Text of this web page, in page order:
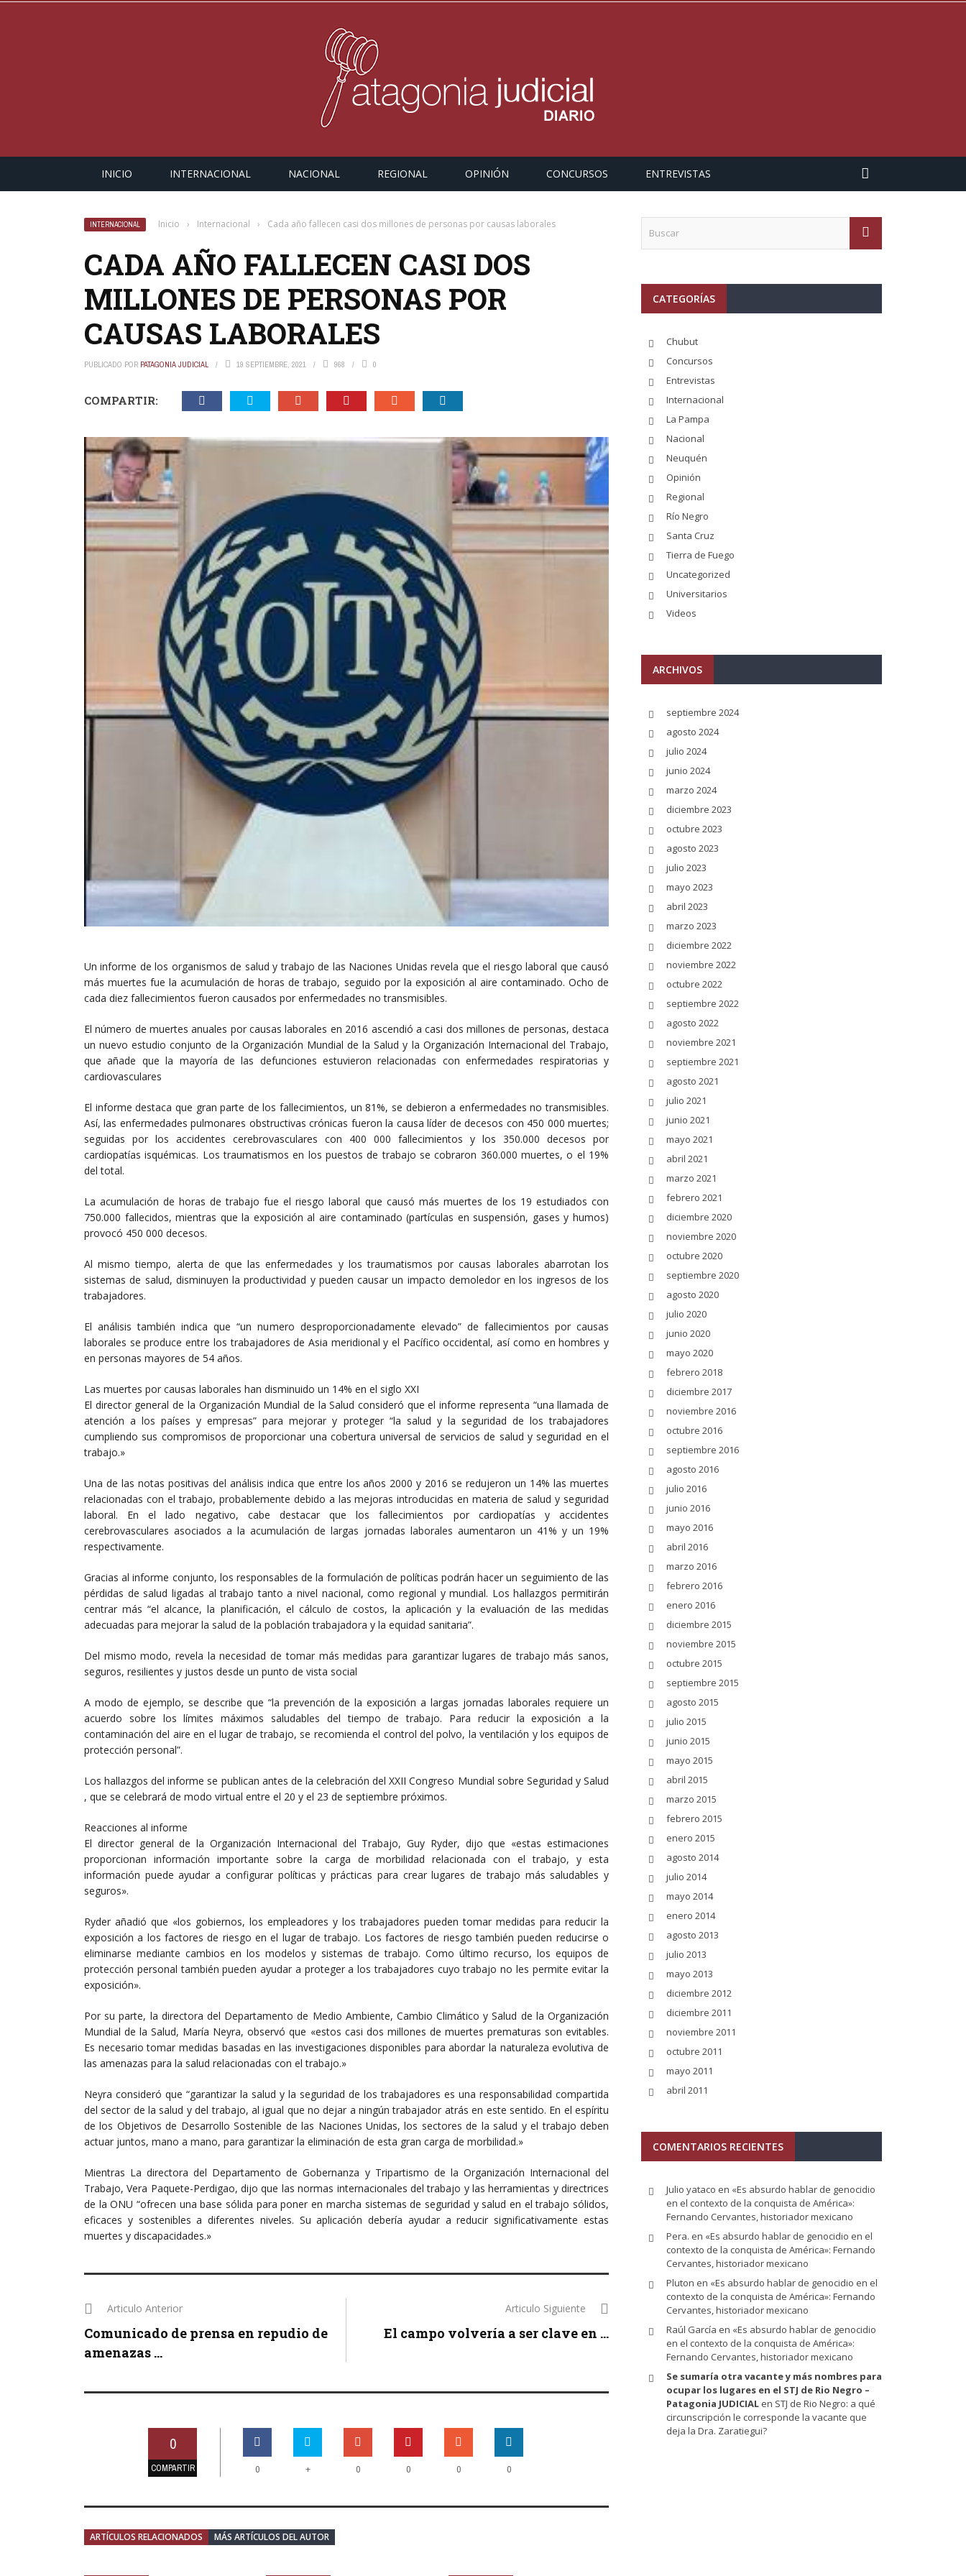
INICIO INTERNACIONAL NACIONAL REGIONAL OPINIÓN CONCURSOS ENTREVISTAS
INTERNACIONAL Inicio › Internacional › Cada año fallecen casi dos millones de personas por causas laborales
CADA AÑO FALLECEN CASI DOS
MILLONES DE PERSONAS POR
CAUSAS LABORALES
PUBLICADO POR PATAGONIA JUDICIAL 19 SEPTIEMBRE, 2021 968 0
COMPARTIR:
Un informe de los organismos de salud y trabajo de las Naciones Unidas revela que el riesgo laboral que causó
más muertes fue la acumulación de horas de trabajo, seguido por la exposición al aire contaminado. Ocho de
cada diez fallecimientos fueron causados por enfermedades no transmisibles.
El número de muertes anuales por causas laborales en 2016 ascendió a casi dos millones de personas, destaca
un nuevo estudio conjunto de la Organización Mundial de la Salud y la Organización Internacional del Trabajo,
que añade que la mayoría de las defunciones estuvieron relacionadas con enfermedades respiratorias y
cardiovasculares
El informe destaca que gran parte de los fallecimientos, un 81%, se debieron a enfermedades no transmisibles.
Así, las enfermedades pulmonares obstructivas crónicas fueron la causa líder de decesos con 450 000 muertes;
seguidas por los accidentes cerebrovasculares con 400 000 fallecimientos y los 350.000 decesos por
cardiopatías isquémicas. Los traumatismos en los puestos de trabajo se cobraron 360.000 muertes, o el 19%
del total.
La acumulación de horas de trabajo fue el riesgo laboral que causó más muertes de los 19 estudiados con
750.000 fallecidos, mientras que la exposición al aire contaminado (partículas en suspensión, gases y humos)
provocó 450 000 decesos.
Al mismo tiempo, alerta de que las enfermedades y los traumatismos por causas laborales abarrotan los
sistemas de salud, disminuyen la productividad y pueden causar un impacto demoledor en los ingresos de los
trabajadores.
El análisis también indica que “un numero desproporcionadamente elevado” de fallecimientos por causas
laborales se produce entre los trabajadores de Asia meridional y el Pacífico occidental, así como en hombres y
en personas mayores de 54 años.
Las muertes por causas laborales han disminuido un 14% en el siglo XXI
El director general de la Organización Mundial de la Salud consideró que el informe representa “una llamada de
atención a los países y empresas” para mejorar y proteger “la salud y la seguridad de los trabajadores
cumpliendo sus compromisos de proporcionar una cobertura universal de servicios de salud y seguridad en el
trabajo.»
Una de las notas positivas del análisis indica que entre los años 2000 y 2016 se redujeron un 14% las muertes
relacionadas con el trabajo, probablemente debido a las mejoras introducidas en materia de salud y seguridad
laboral. En el lado negativo, cabe destacar que los fallecimientos por cardiopatías y accidentes
cerebrovasculares asociados a la acumulación de largas jornadas laborales aumentaron un 41% y un 19%
respectivamente.
Gracias al informe conjunto, los responsables de la formulación de políticas podrán hacer un seguimiento de las
pérdidas de salud ligadas al trabajo tanto a nivel nacional, como regional y mundial. Los hallazgos permitirán
centrar más “el alcance, la planificación, el cálculo de costos, la aplicación y la evaluación de las medidas
adecuadas para mejorar la salud de la población trabajadora y la equidad sanitaria”.
Del mismo modo, revela la necesidad de tomar más medidas para garantizar lugares de trabajo más sanos,
seguros, resilientes y justos desde un punto de vista social
A modo de ejemplo, se describe que “la prevención de la exposición a largas jornadas laborales requiere un
acuerdo sobre los límites máximos saludables del tiempo de trabajo. Para reducir la exposición a la
contaminación del aire en el lugar de trabajo, se recomienda el control del polvo, la ventilación y los equipos de
protección personal”.
Los hallazgos del informe se publican antes de la celebración del XXII Congreso Mundial sobre Seguridad y Salud
, que se celebrará de modo virtual entre el 20 y el 23 de septiembre próximos.
Reacciones al informe
El director general de la Organización Internacional del Trabajo, Guy Ryder, dijo que «estas estimaciones
proporcionan información importante sobre la carga de morbilidad relacionada con el trabajo, y esta
información puede ayudar a configurar políticas y prácticas para crear lugares de trabajo más saludables y
seguros».
Ryder añadió que «los gobiernos, los empleadores y los trabajadores pueden tomar medidas para reducir la
exposición a los factores de riesgo en el lugar de trabajo. Los factores de riesgo también pueden reducirse o
eliminarse mediante cambios en los modelos y sistemas de trabajo. Como último recurso, los equipos de
protección personal también pueden ayudar a proteger a los trabajadores cuyo trabajo no les permite evitar la
exposición».
Por su parte, la directora del Departamento de Medio Ambiente, Cambio Climático y Salud de la Organización
Mundial de la Salud, María Neyra, observó que «estos casi dos millones de muertes prematuras son evitables.
Es necesario tomar medidas basadas en las investigaciones disponibles para abordar la naturaleza evolutiva de
las amenazas para la salud relacionadas con el trabajo.»
Neyra consideró que “garantizar la salud y la seguridad de los trabajadores es una responsabilidad compartida
del sector de la salud y del trabajo, al igual que no dejar a ningún trabajador atrás en este sentido. En el espíritu
de los Objetivos de Desarrollo Sostenible de las Naciones Unidas, los sectores de la salud y el trabajo deben
actuar juntos, mano a mano, para garantizar la eliminación de esta gran carga de morbilidad.»
Mientras La directora del Departamento de Gobernanza y Tripartismo de la Organización Internacional del
Trabajo, Vera Paquete-Perdigao, dijo que las normas internacionales del trabajo y las herramientas y directrices
de la ONU “ofrecen una base sólida para poner en marcha sistemas de seguridad y salud en el trabajo sólidos,
eficaces y sostenibles a diferentes niveles. Su aplicación debería ayudar a reducir significativamente estas
muertes y discapacidades.»
Articulo Anterior
Comunicado de prensa en repudio de
amenazas ...
Articulo Siguiente
El campo volvería a ser clave en ...
0
COMPARTIR 0 + 0 0 0 0
ARTÍCULOS RELACIONADOS MÁS ARTÍCULOS DEL AUTOR
CATEGORÍAS
Chubut
Concursos
Entrevistas
Internacional
La Pampa
Nacional
Neuquén
Opinión
Regional
Río Negro
Santa Cruz
Tierra de Fuego
Uncategorized
Universitarios
Videos
ARCHIVOS
septiembre 2024
agosto 2024
julio 2024
junio 2024
marzo 2024
diciembre 2023
octubre 2023
agosto 2023
julio 2023
mayo 2023
abril 2023
marzo 2023
diciembre 2022
noviembre 2022
octubre 2022
septiembre 2022
agosto 2022
noviembre 2021
septiembre 2021
agosto 2021
julio 2021
junio 2021
mayo 2021
abril 2021
marzo 2021
febrero 2021
diciembre 2020
noviembre 2020
octubre 2020
septiembre 2020
agosto 2020
julio 2020
junio 2020
mayo 2020
febrero 2018
diciembre 2017
noviembre 2016
octubre 2016
septiembre 2016
agosto 2016
julio 2016
junio 2016
mayo 2016
abril 2016
marzo 2016
febrero 2016
enero 2016
diciembre 2015
noviembre 2015
octubre 2015
septiembre 2015
agosto 2015
julio 2015
junio 2015
mayo 2015
abril 2015
marzo 2015
febrero 2015
enero 2015
agosto 2014
julio 2014
mayo 2014
enero 2014
agosto 2013
julio 2013
mayo 2013
diciembre 2012
diciembre 2011
noviembre 2011
octubre 2011
mayo 2011
abril 2011
COMENTARIOS RECIENTES
Julio yataco en «Es absurdo hablar de genocidio
en el contexto de la conquista de América»:
Fernando Cervantes, historiador mexicano
Pera. en «Es absurdo hablar de genocidio en el
contexto de la conquista de América»: Fernando
Cervantes, historiador mexicano
Pluton en «Es absurdo hablar de genocidio en el
contexto de la conquista de América»: Fernando
Cervantes, historiador mexicano
Raúl García en «Es absurdo hablar de genocidio
en el contexto de la conquista de América»:
Fernando Cervantes, historiador mexicano
Se sumaría otra vacante y más nombres para
ocupar los lugares en el STJ de Rio Negro –
Patagonia JUDICIAL en STJ de Rio Negro: a qué
circunscripción le corresponde la vacante que
deja la Dra. Zaratiegui?